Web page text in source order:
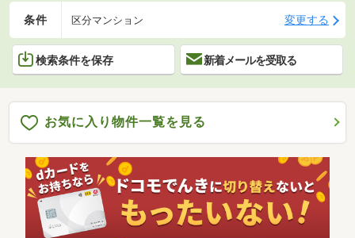
条件 区分マンション 変更する
検索条件を保存 新着メールを受取る
お気に入り物件一覧を見る